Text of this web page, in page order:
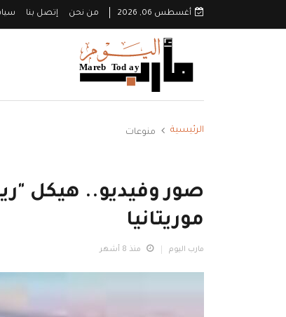
أغسطس 06, 2026 من نحن إتصل بنا
الرئيسية منوعات
صور وفيديو.. هيكل
موريتانيا
مارب اليوم منذ 8 أشهر